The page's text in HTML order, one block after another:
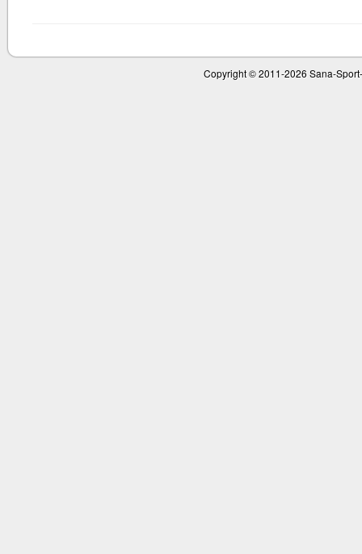
Copyright © 2011-2026 Sana-